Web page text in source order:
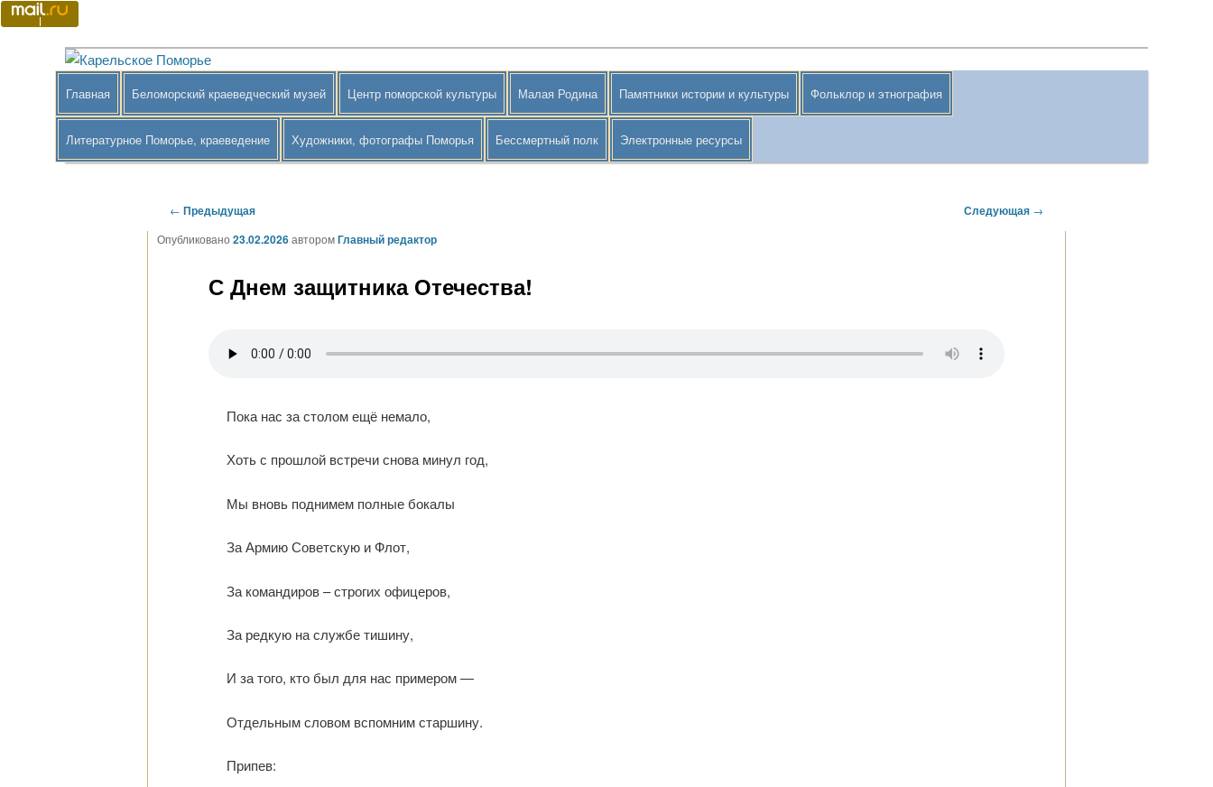
Перейти
к
основному
содержимому
Карельское Поморье
Краеведение Беломорского района
меню
Главная Беломорский краеведческий музей Центр поморской культуры Малая Родина Памятники истории и культуры Фольклор и этнография
Литературное Поморье, краеведение Художники, фотографы Поморья Бессмертный полк Электронные ресурсы
Навигация
по
← Предыдущая Следующая →
С Днем защитника Отечества!
Опубликовано23.02.2026авторомГлавный редактор
Пока нас за столом ещё немало,
Хоть с прошлой встречи снова минул год,
Мы вновь поднимем полные бокалы
За Армию Советскую и Флот,
За командиров – строгих офицеров,
За редкую на службе тишину,
И за того, кто был для нас примером —
Отдельным словом вспомним старшину.
Припев: